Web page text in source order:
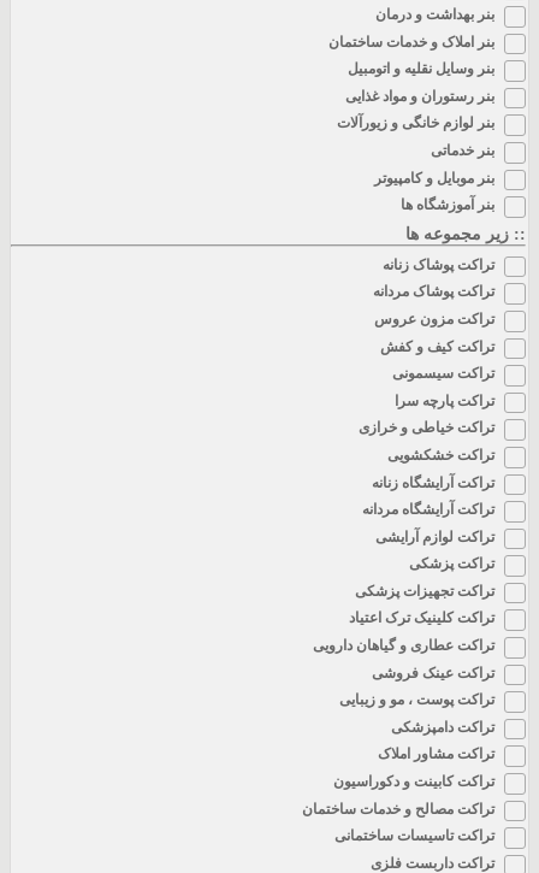
بنر بهداشت و درمان
بنر املاک و خدمات ساختمان
بنر وسایل نقلیه و اتومبیل
بنر رستوران و مواد غذایی
بنر لوازم خانگی و زیورآلات
بنر خدماتی
بنر موبایل و کامپیوتر
بنر آموزشگاه ها
مجموعه ها
تراکت پوشاک زنانه
تراکت پوشاک مردانه
تراکت مزون عروس
تراکت کیف و کفش
تراکت سیسمونی
تراکت پارچه سرا
تراکت خیاطی و خرازی
تراکت خشکشویی
تراکت آرایشگاه زنانه
تراکت آرایشگاه مردانه
تراکت لوازم آرایشی
تراکت پزشکی
تراکت تجهیزات پزشکی
تراکت کلینیک ترک اعتیاد
تراکت عطاری و گیاهان دارویی
تراکت عینک فروشی
تراکت پوست ، مو و زیبایی
تراکت دامپزشکی
تراکت مشاور املاک
تراکت کابینت و دکوراسیون
تراکت مصالح و خدمات ساختمان
تراکت تاسیسات ساختمانی
تراکت داربست فلزی